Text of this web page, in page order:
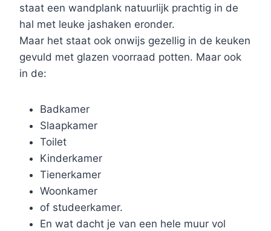
staat een wandplank natuurlijk prachtig in de
hal met leuke jashaken eronder.
Maar het staat ook onwijs gezellig in de keuken
gevuld met glazen voorraad potten. Maar ook
in de:
Badkamer
Slaapkamer
Toilet
Kinderkamer
Tienerkamer
Woonkamer
of studeerkamer.
En wat dacht je van een hele muur vol